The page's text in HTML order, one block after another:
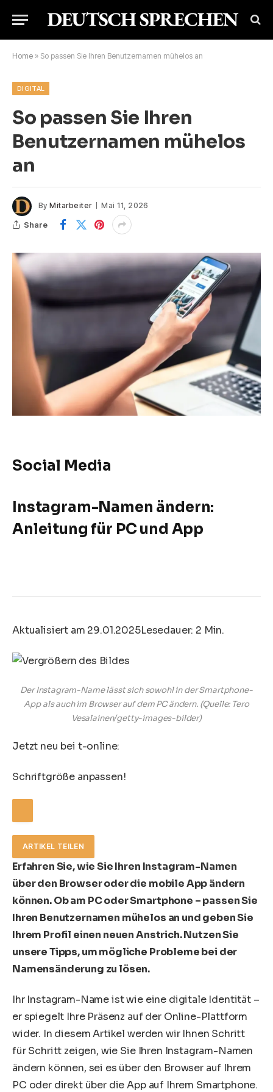
Home » So passen Sie Ihren Benutzernamen mühelos an
DIGITAL
So passen Sie Ihren
Benutzernamen mühelos
an
By Mitarbeiter Mai 11, 2026
Share
Social Media
Instagram-Namen ändern:
Anleitung für PC und App
Aktualisiert am 29.01.2025Lesedauer: 2 Min.
Der Instagram-Name lässt sich sowohl in der Smartphone-
App als auch im Browser auf dem PC ändern.(Quelle: Tero
Vesalainen/getty-images-bilder)
Jetzt neu bei t-online:
Schriftgröße anpassen!
ARTIKEL TEILEN
Erfahren Sie, wie Sie Ihren Instagram-Namen
über den Browser oder die mobile App ändern
können. Ob am PC oder Smartphone – passen Sie
Ihren Benutzernamen mühelos an und geben Sie
Ihrem Profil einen neuen Anstrich. Nutzen Sie
unsere Tipps, um mögliche Probleme bei der
Namensänderung zu lösen.
Ihr Instagram-Name ist wie eine digitale Identität –
er spiegelt Ihre Präsenz auf der Online-Plattform
wider. In diesem Artikel werden wir Ihnen Schritt
für Schritt zeigen, wie Sie Ihren Instagram-Namen
ändern können, sei es über den Browser auf Ihrem
PC oder direkt über die App auf Ihrem Smartphone.